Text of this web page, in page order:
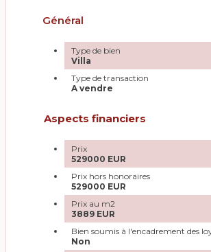
Général
Type de bien
Villa
Type de transaction
A vendre
Aspects financiers
Prix
529000 EUR
Prix hors honoraires
529000 EUR
Prix au m2
3889 EUR
Bien soumis à l'encadrement des
Non